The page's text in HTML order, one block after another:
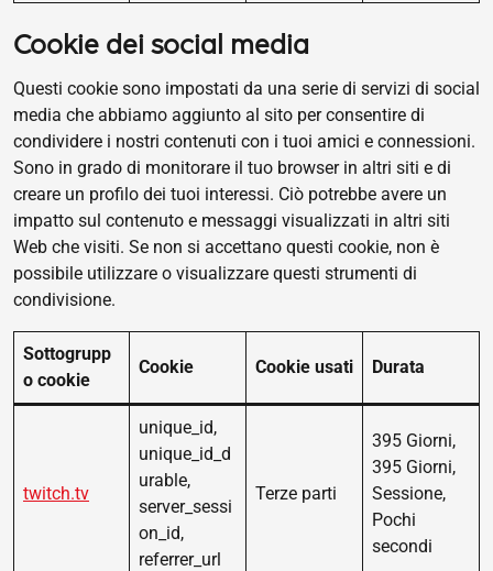
Cookie dei social media
Questi cookie sono impostati da una serie di servizi di social
media che abbiamo aggiunto al sito per consentire di
condividere i nostri contenuti con i tuoi amici e connessioni.
Sono in grado di monitorare il tuo browser in altri siti e di
creare un profilo dei tuoi interessi. Ciò potrebbe avere un
impatto sul contenuto e messaggi visualizzati in altri siti
Web che visiti. Se non si accettano questi cookie, non è
possibile utilizzare o visualizzare questi strumenti di
condivisione.
Sottogrupp
o cookie
Cookie Cookie usati Durata
twitch.tv
unique_id,
unique_id_d
urable,
server_sessi
on_id,
referrer_url
Terze parti
395 Giorni,
395 Giorni,
Sessione,
Pochi
secondi